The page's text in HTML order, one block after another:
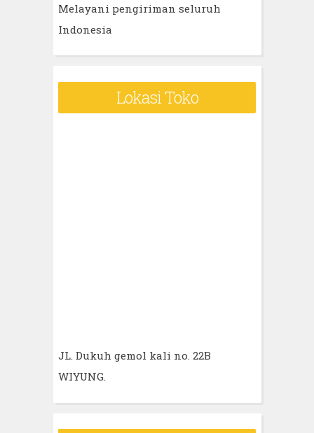
Melayani pengiriman seluruh
Indonesia
Lokasi Toko
JL. Dukuh gemol kali no. 22B
WIYUNG.